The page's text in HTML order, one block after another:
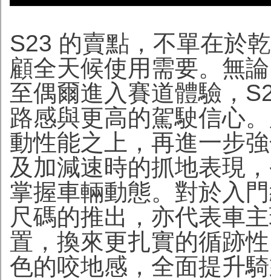
S23 的賣點，不單在於
顧全天候使用需要。無
至偶爾進入賽道體驗，
路感與更高的駕駛信心
動性能之上，再進一步
及加減速時的抓地表現
掌握車輛動態。對於入
尺碼的推出，亦代表車
置，換來更扎實的循跡
色的咬地感，全面提升